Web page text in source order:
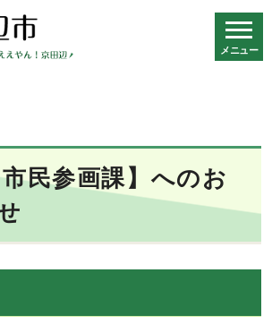
メニュー
市民参画課】へのお